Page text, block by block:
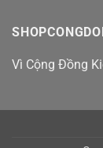
Vì Cộng Đồng